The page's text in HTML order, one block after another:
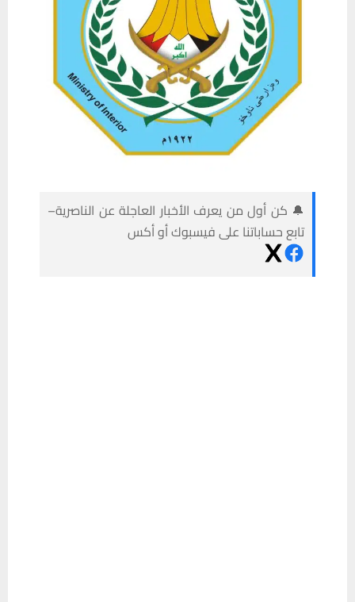
🔔 كن أول من يعرف الأخبار العاجلة عن الناصرية–
تابع حساباتنا على فيسبوك أو أكس